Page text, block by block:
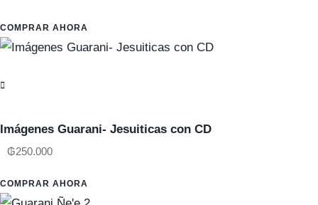
COMPRAR AHORA
Imágenes Guarani- Jesuiticas con CD
₲250.000
COMPRAR AHORA